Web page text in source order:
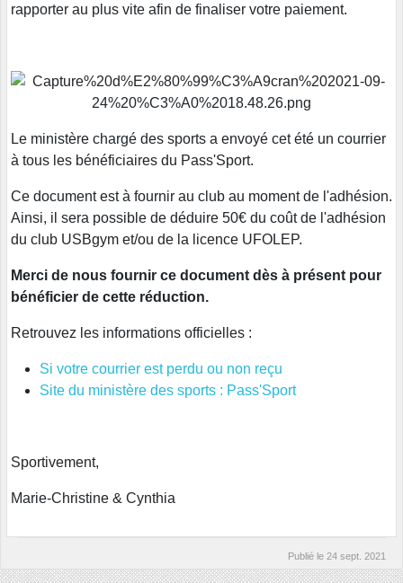
rapporter au plus vite afin de finaliser votre paiement.
Le ministère chargé des sports a envoyé cet été un courrier
à tous les bénéficiaires du Pass'Sport.
Ce document est à fournir au club au moment de l'adhésion.
Ainsi, il sera possible de déduire 50€ du coût de l'adhésion
du club USBgym et/ou de la licence UFOLEP.
Merci de nous fournir ce document dès à présent pour
bénéficier de cette réduction.
Retrouvez les informations officielles :
Si votre courrier est perdu ou non reçu
Site du ministère des sports : Pass'Sport
Sportivement,
Marie-Christine & Cynthia
Publié le 24 sept. 2021